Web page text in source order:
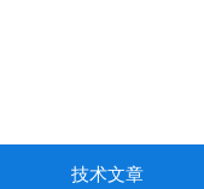
技术文章